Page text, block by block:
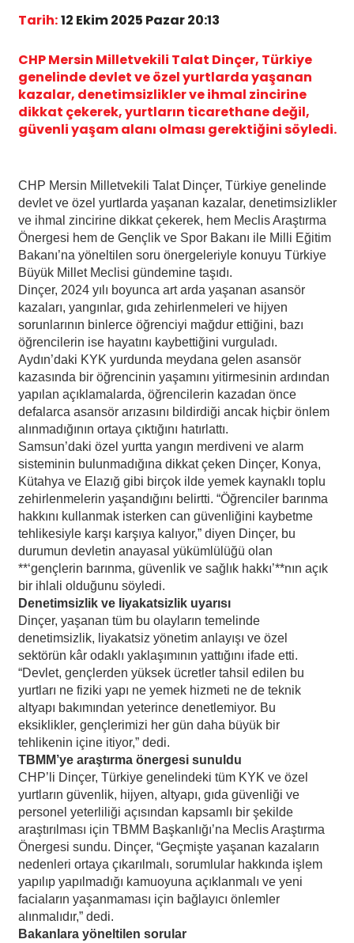
Tarih:12 Ekim 2025 Pazar 20:13
CHP Mersin Milletvekili Talat Dinçer, Türkiye
genelinde devlet ve özel yurtlarda yaşanan
kazalar, denetimsizlikler ve ihmal zincirine
dikkat çekerek, yurtların ticarethane değil,
güvenli yaşam alanı olması gerektiğini söyledi.
CHP Mersin Milletvekili Talat Dinçer, Türkiye genelinde
devlet ve özel yurtlarda yaşanan kazalar, denetimsizlikler
ve ihmal zincirine dikkat çekerek, hem Meclis Araştırma
Önergesi hem de Gençlik ve Spor Bakanı ile Milli Eğitim
Bakanı’na yöneltilen soru önergeleriyle konuyu Türkiye
Büyük Millet Meclisi gündemine taşıdı.
Dinçer, 2024 yılı boyunca art arda yaşanan asansör
kazaları, yangınlar, gıda zehirlenmeleri ve hijyen
sorunlarının binlerce öğrenciyi mağdur ettiğini, bazı
öğrencilerin ise hayatını kaybettiğini vurguladı.
Aydın’daki KYK yurdunda meydana gelen asansör
kazasında bir öğrencinin yaşamını yitirmesinin ardından
yapılan açıklamalarda, öğrencilerin kazadan önce
defalarca asansör arızasını bildirdiği ancak hiçbir önlem
alınmadığının ortaya çıktığını hatırlattı.
Samsun’daki özel yurtta yangın merdiveni ve alarm
sisteminin bulunmadığına dikkat çeken Dinçer, Konya,
Kütahya ve Elazığ gibi birçok ilde yemek kaynaklı toplu
zehirlenmelerin yaşandığını belirtti. “Öğrenciler barınma
hakkını kullanmak isterken can güvenliğini kaybetme
tehlikesiyle karşı karşıya kalıyor,” diyen Dinçer, bu
durumun devletin anayasal yükümlülüğü olan
**‘gençlerin barınma, güvenlik ve sağlık hakkı’**nın açık
bir ihlali olduğunu söyledi.
Denetimsizlik ve liyakatsizlik uyarısı
Dinçer, yaşanan tüm bu olayların temelinde
denetimsizlik, liyakatsiz yönetim anlayışı ve özel
sektörün kâr odaklı yaklaşımının yattığını ifade etti.
“Devlet, gençlerden yüksek ücretler tahsil edilen bu
yurtları ne fiziki yapı ne yemek hizmeti ne de teknik
altyapı bakımından yeterince denetlemiyor. Bu
eksiklikler, gençlerimizi her gün daha büyük bir
tehlikenin içine itiyor,” dedi.
TBMM’ye araştırma önergesi sunuldu
CHP’li Dinçer, Türkiye genelindeki tüm KYK ve özel
yurtların güvenlik, hijyen, altyapı, gıda güvenliği ve
personel yeterliliği açısından kapsamlı bir şekilde
araştırılması için TBMM Başkanlığı’na Meclis Araştırma
Önergesi sundu. Dinçer, “Geçmişte yaşanan kazaların
nedenleri ortaya çıkarılmalı, sorumlular hakkında işlem
yapılıp yapılmadığı kamuoyuna açıklanmalı ve yeni
faciaların yaşanmaması için bağlayıcı önlemler
alınmalıdır,” dedi.
Bakanlara yöneltilen sorular